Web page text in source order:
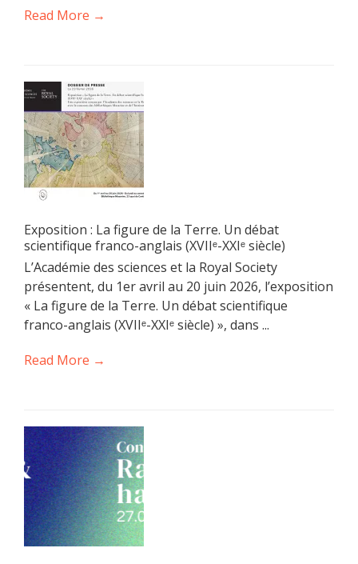
Read More →
Exposition : La figure de la Terre. Un débat
scientifique franco-anglais (XVIIᵉ-XXIᵉ siècle)
L’Académie des sciences et la Royal Society
présentent, du 1er avril au 20 juin 2026, l’exposition
« La figure de la Terre. Un débat scientifique
franco-anglais (XVIIᵉ-XXIᵉ siècle) », dans ...
Read More →